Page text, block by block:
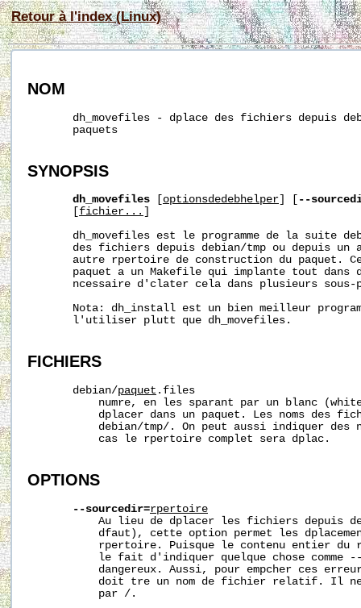
Retour à l'index (Linux)
NOM
dh_movefiles - dplace des fichiers depuis
       paquets
SYNOPSIS
dh_movefiles optionsdedebhelper
--
fichier...
dh_movefiles est le programme de la suite
des fichiers depuis debian/tmp ou depuis un
autre rpertoire de construction du paquet.
paquet a un Makefile qui implante tout dans
ncessaire d'clater cela dans plusieurs sous-
Nota: dh_install est un bien meilleur
       l'utiliser plutt que dh_movefiles.
FICHIERS
       debian/
paquet .files
numre, en les sparant par un blanc
dplacer dans un paquet. Les noms des
debian/tmp/. On peut aussi indiquer des
           cas le rpertoire complet sera dplac.
OPTIONS
--sourcedir=rpertoire
Au lieu de dplacer les fichiers depuis
dfaut), cette option permet les
rpertoire. Puisque le contenu entier du
le fait d'indiquer quelque chose comme
dangereux. Aussi, pour empcher ces
doit tre un nom de fichier relatif. Il
           par /.